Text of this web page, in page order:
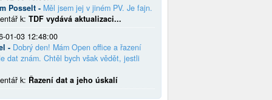
Posselt - Měl jsem jej v jiném PV. Je fajn.
k: TDF vydává aktualizaci...
01-03 12:48:00
- Dobrý den! Mám Open office a řazení
dat znám. Chtěl bych však vědět, jestli
k: Řazení dat a jeho úskalí